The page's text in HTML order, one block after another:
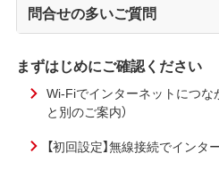
問合せの多いご質問
まずはじめにご確認ください
Wi-Fiでインターネットにつな
と別のご案内）
【初回設定】無線接続でイン